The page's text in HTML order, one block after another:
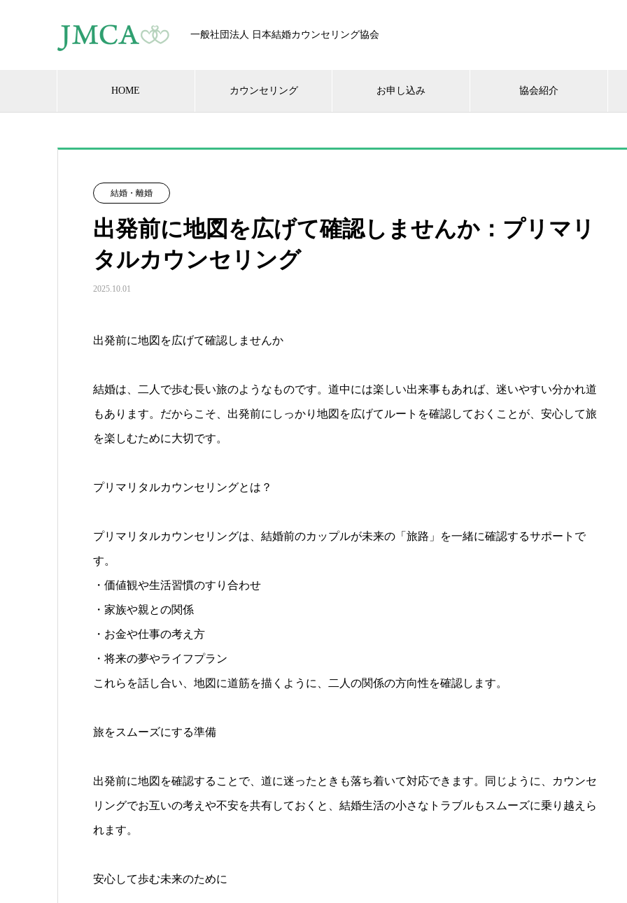
一般社団法人 日本結婚カウンセリング協会
HOME カウンセリング お申し込み 協会紹介
結婚・離婚
出発前に地図を広げて確認しませんか：プリマリ
タルカウンセリング
2025.10.01
出発前に地図を広げて確認しませんか
結婚は、二人で歩む長い旅のようなものです。道中には楽しい出来事もあれば、迷いやすい分かれ道
もあります。だからこそ、出発前にしっかり地図を広げてルートを確認しておくことが、安心して旅
を楽しむために大切です。
プリマリタルカウンセリングとは？
プリマリタルカウンセリングは、結婚前のカップルが未来の「旅路」を一緒に確認するサポートで
す。
・価値観や生活習慣のすり合わせ
・家族や親との関係
・お金や仕事の考え方
・将来の夢やライフプラン
これらを話し合い、地図に道筋を描くように、二人の関係の方向性を確認します。
旅をスムーズにする準備
出発前に地図を確認することで、道に迷ったときも落ち着いて対応できます。同じように、カウンセ
リングでお互いの考えや不安を共有しておくと、結婚生活の小さなトラブルもスムーズに乗り越えら
れます。
安心して歩む未来のために